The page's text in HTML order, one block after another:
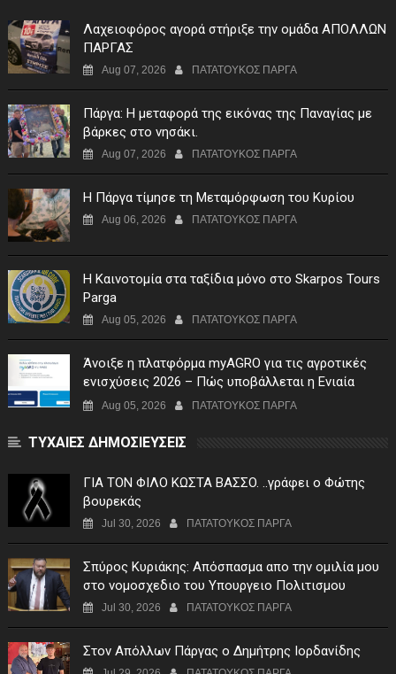
Λαχειοφόρος αγορά στήριξε την ομάδα ΑΠΟΛΛΩΝ
ΠΑΡΓΑΣ
Aug 07, 2026 ΠΑΤΑΤΟΥΚΟΣ ΠΑΡΓΑ
Πάργα: Η μεταφορά της εικόνας της Παναγίας με
βάρκες στο νησάκι.
Aug 07, 2026 ΠΑΤΑΤΟΥΚΟΣ ΠΑΡΓΑ
Η Πάργα τίμησε τη Μεταμόρφωση του Κυρίου
Aug 06, 2026 ΠΑΤΑΤΟΥΚΟΣ ΠΑΡΓΑ
Η Καινοτομία στα ταξίδια μόνο στο Skarpos Tours
Parga
Aug 05, 2026 ΠΑΤΑΤΟΥΚΟΣ ΠΑΡΓΑ
Άνοιξε η πλατφόρμα myAGRO για τις αγροτικές
ενισχύσεις 2026 – Πώς υποβάλλεται η Ενιαία
Αίτηση Ενίσχυσης
Aug 05, 2026 ΠΑΤΑΤΟΥΚΟΣ ΠΑΡΓΑ
ΤΥΧΑΙΕΣ ΔΗΜΟΣΙΕΥΣΕΙΣ
ΓIA TON ΦIΛO KΩΣTA BAΣΣO. ..γράφει ο Φώτης
βουρεκάς
Jul 30, 2026 ΠΑΤΑΤΟΥΚΟΣ ΠΑΡΓΑ
Σπύρος Κυριάκης: Απόσπασμα απο την ομιλία μου
στο νομοσχεδιο του Υπουργειο Πολιτισμου
Jul 30, 2026 ΠΑΤΑΤΟΥΚΟΣ ΠΑΡΓΑ
Στον Απόλλων Πάργας ο Δημήτρης Ιορδανίδης